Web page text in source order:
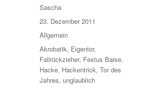
Autor
Sascha
Veröffentlicht
am
23. Dezember 2011
Kategorien
Allgemein
Schlagwörter
Akrobatik, Eigentor,
Fallrückzieher, Festus Baise,
Hacke, Hackentrick,Tor des
Jahres, unglaublich